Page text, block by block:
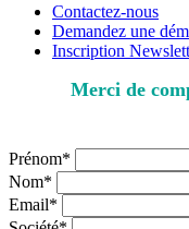
Contactez-nous
Demandez une
Inscription
Merci de
Prénom*
Nom*
Email*